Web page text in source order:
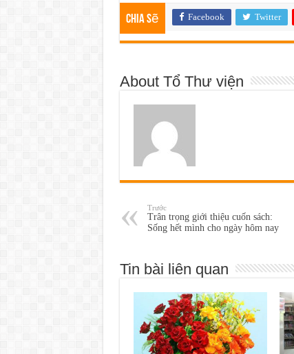
Chia sẽ Facebook Twitter
About Tổ Thư viện
Trước
Trân trọng giới thiệu cuốn sách:
Sống hết mình cho ngày hôm nay
Tin bài liên quan